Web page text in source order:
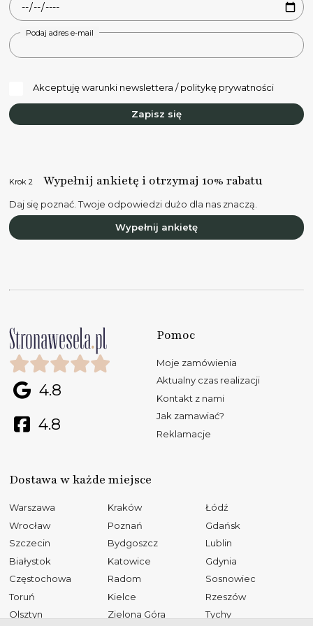
Podaj adres e-mail
Akceptuję warunki newslettera / politykę prywatności
Zapisz się
Krok 2 Wypełnij ankietę i otrzymaj 10% rabatu
Daj się poznać. Twoje odpowiedzi dużo dla nas znaczą.
Wypełnij ankietę
4.8
4.8
Pomoc
Moje zamówienia
Aktualny czas realizacji
Kontakt z nami
Jak zamawiać?
Reklamacje
Dostawa w każde miejsce
Warszawa Kraków
Łódź
Wrocław
Poznań
Gdańsk
Szczecin
Bydgoszcz
Lublin
Białystok
Katowice
Gdynia
Częstochowa
Radom
Sosnowiec
Toruń
Kielce
Rzeszów
Olsztyn
Zielona Góra Tychy